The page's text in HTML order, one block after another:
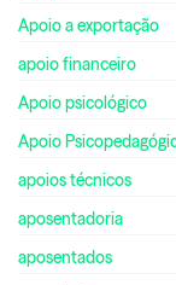
Apoio a exportação
apoio financeiro
Apoio psicológico
Apoio
apoios técnicos
aposentadoria
aposentados